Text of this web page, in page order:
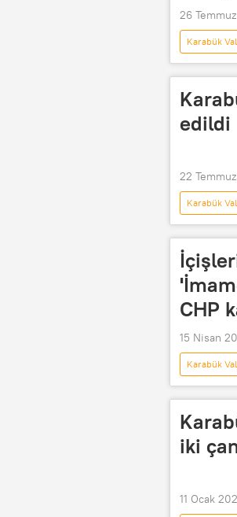
26
Karabük
edildi
22
Karabük
Yangın
CHP
15 Nisan
Karabük
Menderes
iki
11 Ocak